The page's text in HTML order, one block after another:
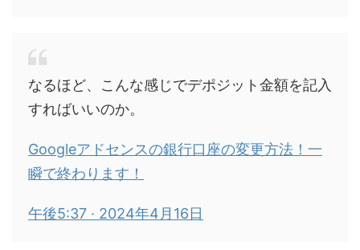
なるほど、こんな感じでデポジット金額を記入
すればいいのか。
Googleアドセンスの銀行口座の変更方法！一
瞬で終わります！
午後5:37 · 2024年4月16日